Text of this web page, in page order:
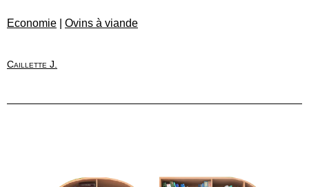
Economie Ovins à viande
Caillette J.